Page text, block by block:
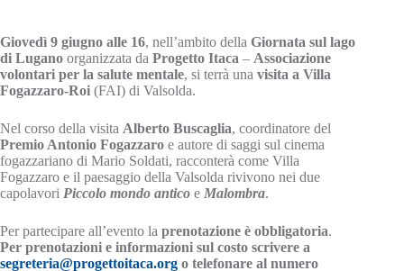
Giovedì 9 giugno alle 16, nell’ambito della Giornata sul lago
di Lugano organizzata da Progetto Itaca – Associazione
volontari per la salute mentale, si terrà una visita a Villa
Fogazzaro-Roi (FAI) di Valsolda.
Nel corso della visita Alberto Buscaglia, coordinatore del
Premio Antonio Fogazzaro e autore di saggi sul cinema
fogazzariano di Mario Soldati, racconterà come Villa
Fogazzaro e il paesaggio della Valsolda rivivono nei due
capolavori Piccolo mondo antico e Malombra.
Per partecipare all’evento la prenotazione è obbligatoria.
Per prenotazioni e informazioni sul costo scrivere a
segreteria@progettoitaca.org o telefonare al numero